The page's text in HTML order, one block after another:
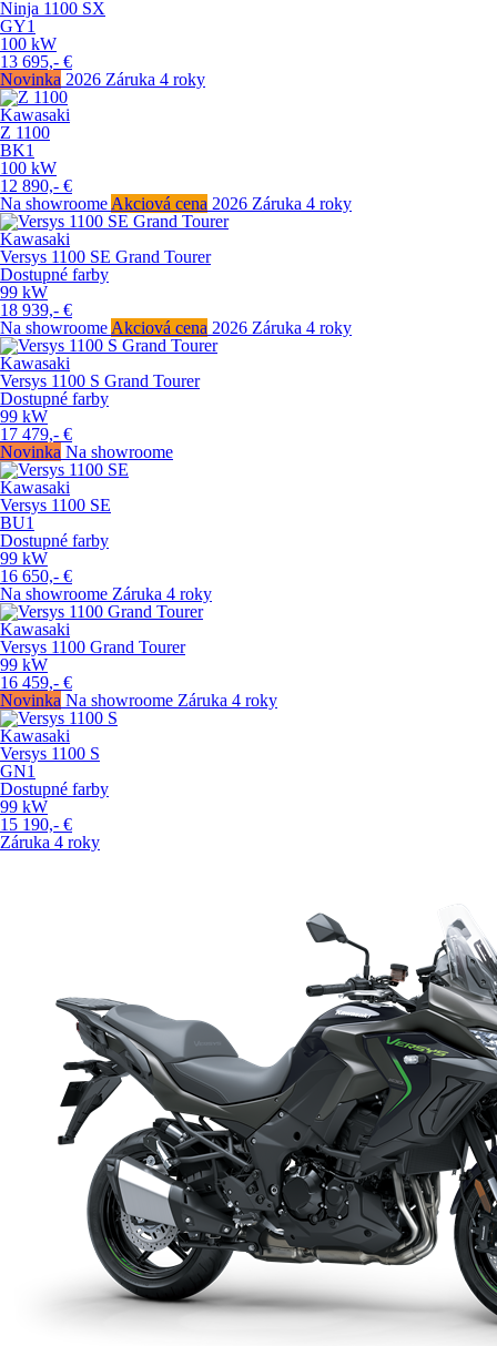
Ninja 1100 SX
GY1
100 kW
13 695,- €
Novinka 2026 Záruka 4 roky
Kawasaki
Z 1100
BK1
100 kW
12 890,- €
Na showroome Akciová cena 2026 Záruka 4 roky
Kawasaki
Versys 1100 SE Grand Tourer
Dostupné farby
99 kW
18 939,- €
Na showroome Akciová cena 2026 Záruka 4 roky
Kawasaki
Versys 1100 S Grand Tourer
Dostupné farby
99 kW
17 479,- €
Novinka Na showroome
Kawasaki
Versys 1100 SE
BU1
Dostupné farby
99 kW
16 650,- €
Na showroome Záruka 4 roky
Kawasaki
Versys 1100 Grand Tourer
99 kW
16 459,- €
Novinka Na showroome Záruka 4 roky
Kawasaki
Versys 1100 S
GN1
Dostupné farby
99 kW
15 190,- €
Záruka 4 roky